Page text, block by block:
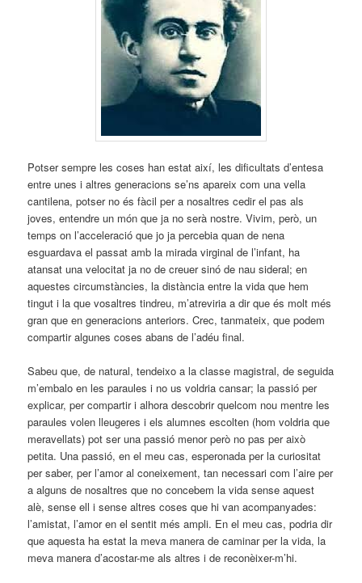
Potser sempre les coses han estat així, les dificultats d’entesa
entre unes i altres generacions se’ns apareix com una vella
cantilena, potser no és fàcil per a nosaltres cedir el pas als
joves, entendre un món que ja no serà nostre. Vivim, però, un
temps on l’acceleració que jo ja percebia quan de nena
esguardava el passat amb la mirada virginal de l’infant, ha
atansat una velocitat ja no de creuer sinó de nau sideral; en
aquestes circumstàncies, la distància entre la vida que hem
tingut i la que vosaltres tindreu, m’atreviria a dir que és molt més
gran que en generacions anteriors. Crec, tanmateix, que podem
compartir algunes coses abans de l’adéu final.
Sabeu que, de natural, tendeixo a la classe magistral, de seguida
m’embalo en les paraules i no us voldria cansar; la passió per
explicar, per compartir i alhora descobrir quelcom nou mentre les
paraules volen lleugeres i els alumnes escolten (hom voldria que
meravellats) pot ser una passió menor però no pas per això
petita. Una passió, en el meu cas, esperonada per la curiositat
per saber, per l’amor al coneixement, tan necessari com l’aire per
a alguns de nosaltres que no concebem la vida sense aquest
alè, sense ell i sense altres coses que hi van acompanyades:
l’amistat, l’amor en el sentit més ampli. En el meu cas, podria dir
que aquesta ha estat la meva manera de caminar per la vida, la
meva manera d’acostar-me als altres i de reconèixer-m’hi.